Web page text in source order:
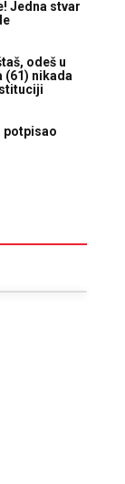
Jedna stvar
odeš u
(61) nikada
potpisao